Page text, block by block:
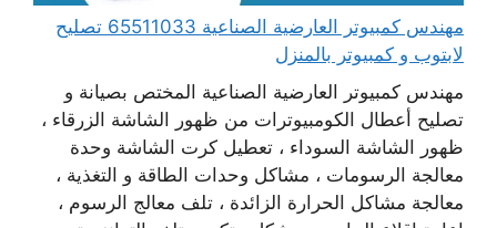
مهندس كمبيوتر العارضية الصناعية 65511033 تصليح
لابتوب و كمبيوتر بالمنزل
مهندس كمبيوتر العارضية الصناعية المختص بصيانة و
تصليح أعطال الكومبيوترات من ظهور الشاشة الزرقاء ،
ظهور الشاشة السوداء ، تعطيل كرت الشاشة وحدة
معالجة الرسومات ، مشاكل وحدات الطاقة و التغذية ،
معالجة مشاكل الحرارة الزائدة ، تلف معالج الرسوم ،